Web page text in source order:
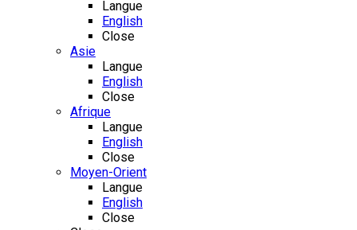
Langue
English
Close
Asie
Langue
English
Close
Afrique
Langue
English
Close
Moyen-Orient
Langue
English
Close